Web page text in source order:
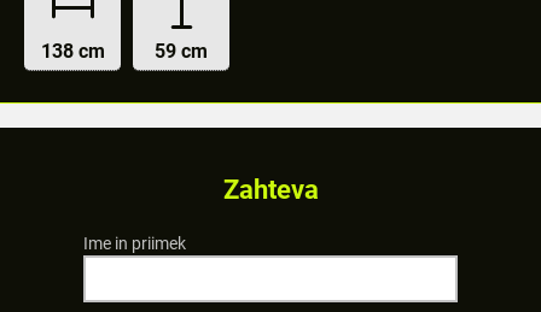
138 cm 59 cm
Zahteva
Ime in priimek